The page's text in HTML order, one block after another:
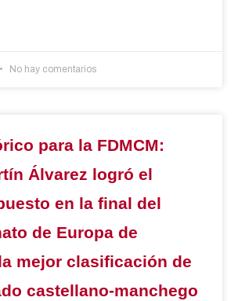
No hay comentarios
para la FDMCM:
Álvarez logró el
en la final del
de Europa de
mejor clasificación de
castellano-manchego